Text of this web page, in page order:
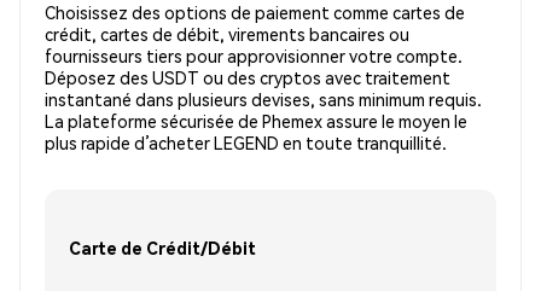
Choisissez des options de paiement comme cartes de
crédit, cartes de débit, virements bancaires ou
fournisseurs tiers pour approvisionner votre compte.
Déposez des USDT ou des cryptos avec traitement
instantané dans plusieurs devises, sans minimum requis.
La plateforme sécurisée de Phemex assure le moyen le
plus rapide d’acheter LEGEND en toute tranquillité.
Carte de Crédit/Débit